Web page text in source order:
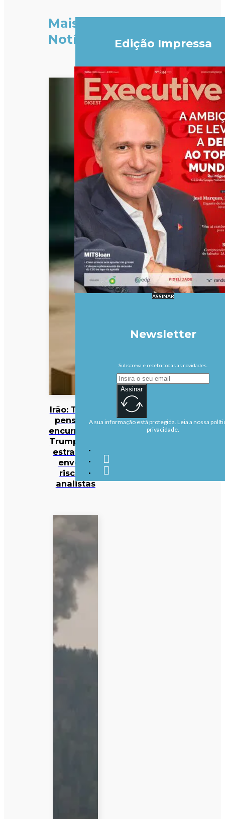
Mais
Notícias
Irão: Teerão
pensa ter
encurralado
Trump, mas
estratégia
envolve
riscos –
analistas
Edição Impressa
ASSINAR
Newsletter
Subscreva e receba todas as novidades.
Assinar
A sua informação está protegida. Leia a nossa
privacidade.